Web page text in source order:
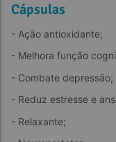
Cápsulas
- Ação antioxidante;
- Melhora função
- Combate depressão;
- Reduz estresse e
- Relaxante;